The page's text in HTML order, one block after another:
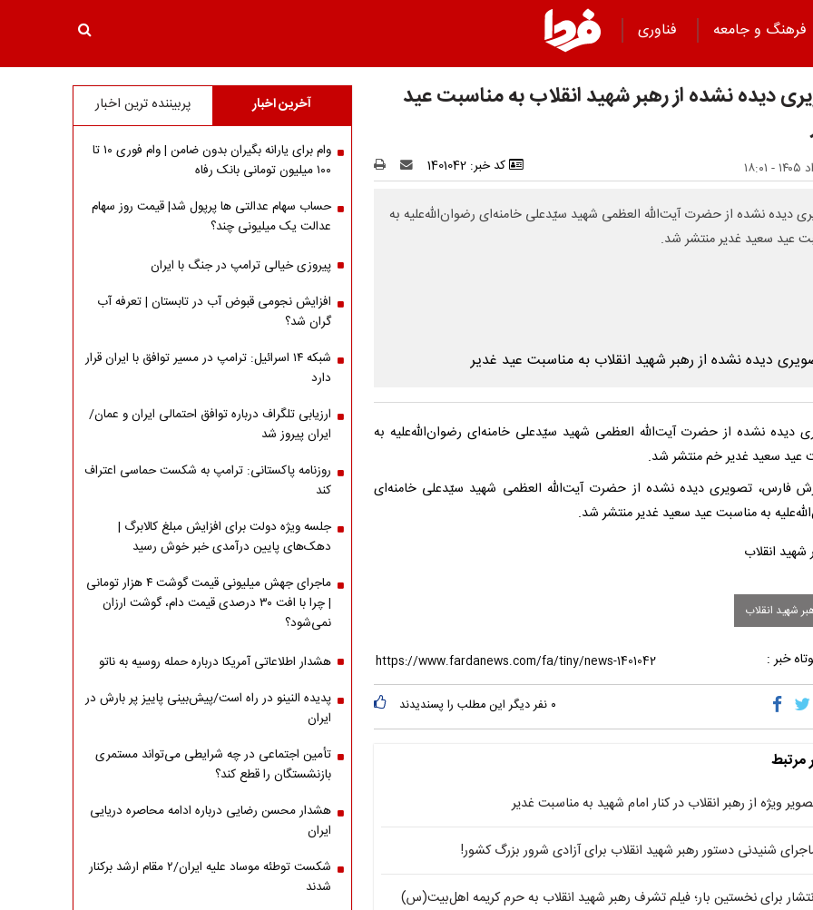
فرهنگ و جامعه
فناوری
دیده نشده از رهبر شهید انقلاب به مناسبت عید
کد خبر: 1401042
دیده نشده از حضرت آیت‌الله العظمی شهید سیّدعلی خامنه‌ای رضوان‌الله‌علیه به
عید سعید غدیر منتشر شد.
دیده نشده از حضرت آیت‌الله العظمی شهید سیّدعلی خامنه‌ای رضوان‌الله‌علیه به
عید سعید غدیر خم منتشر شد.
فارس، تصویری دیده نشده از حضرت آیت‌الله العظمی شهید سیّدعلی خامنه‌ای
به مناسبت عید سعید غدیر منتشر شد.
شهید انقلاب
خبر :
۰ نفر دیگر این مطلب را پسندیدند
مرتبط
ویژه از رهبر انقلاب در کنار امام شهید به مناسبت غدیر
شنیدنی دستور رهبر شهید انقلاب برای آزادی شرور بزرگ کشور!
برای نخستین بار؛ فیلم تشرف رهبر شهید انقلاب به حرم کریمه اهل‌بیت(س)
آخرین اخبار پربیننده ترین اخبار
وام برای یارانه بگیران بدون ضامن | وام فوری ۱۰ تا
۱۰۰ میلیون تومانی بانک رفاه
حساب سهام عدالتی ها پرپول شد| قیمت روز سهام
عدالت یک میلیونی چند؟
پیروزی خیالی ترامپ در جنگ با ایران
افزایش نجومی قبوض آب در تابستان | تعرفه آب
گران شد؟
شبکه ۱۴ اسرائیل: ترامپ در مسیر توافق با ایران قرار
دارد
ارزیابی تلگراف درباره توافق احتمالی ایران و عمان/
ایران پیروز شد
روزنامه پاکستانی: ترامپ به شکست حماسی اعتراف
کند
جلسه ویژه دولت برای افزایش مبلغ کالابرگ |
دهک‌های پایین درآمدی خبر خوش رسید
ماجرای جهش میلیونی قیمت گوشت ۴ هزار تومانی
| چرا با افت ۳۰ درصدی قیمت دام، گوشت ارزان
نمی‌شود؟
هشدار اطلاعاتی آمریکا درباره حمله روسیه به ناتو
پدیده النینو در راه است/پیش‌بینی پاییز پر بارش در
ایران
تأمین اجتماعی در چه شرایطی می‌تواند مستمری
بازنشستگان را قطع کند؟
هشدار محسن رضایی درباره ادامه محاصره دریایی
ایران
شکست توطئه موساد علیه ایران/۲ مقام‌ ارشد برکنار
شدند